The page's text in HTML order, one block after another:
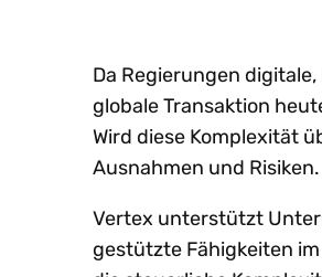
Da Regierungen
globale Transaktion
Wird diese Komplexität
Ausnahmen und Risiken.
Vertex unterstützt
gestützte Fähigkeiten